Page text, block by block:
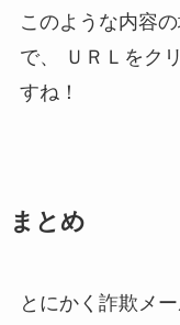
このような内容
で、
ＵＲＬをク
すね！
まとめ
とにかく詐欺メ